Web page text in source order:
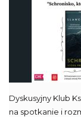
Dyskusyjny Klub
na spotkanie i